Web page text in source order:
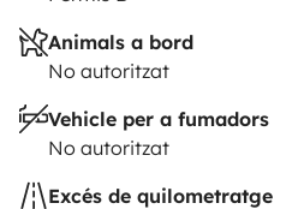
Animals a bord
No autoritzat
Vehicle per a fumadors
No autoritzat
Excés de quilometratge